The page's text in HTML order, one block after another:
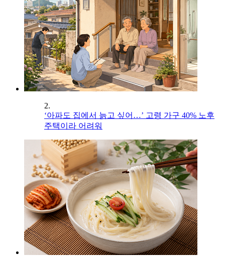
2.
‘아파도 집에서 늙고 싶어…’ 고령 가구 40% 노후
주택이라 어려워